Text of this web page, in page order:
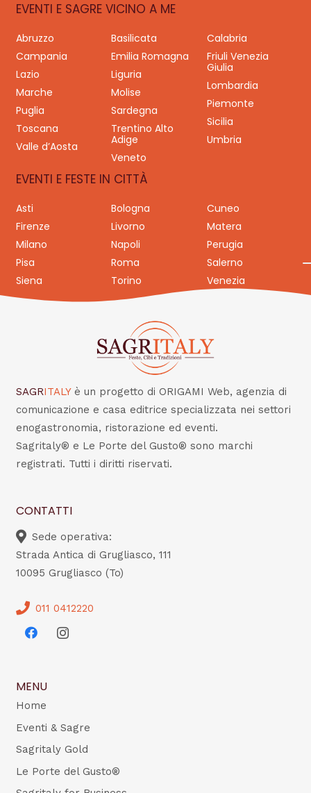
EVENTI E SAGRE VICINO A ME
Abruzzo Basilicata
Calabria
Campania
Emilia Romagna
Friuli Venezia
Giulia
Lazio
Liguria
Lombardia
Marche
Molise
Piemonte
Puglia
Sardegna
Sicilia
Toscana
Trentino Alto
Adige
Umbria
Valle d’Aosta
Veneto
EVENTI E FESTE IN CITTÀ
Asti Bologna
Cuneo
Firenze
Livorno
Matera
Milano
Napoli
Perugia
Pisa
Roma
Salerno
Siena
Torino Venezia
SAGRITALY è un progetto di ORIGAMI Web, agenzia di
comunicazione e casa editrice specializzata nei settori
enogastronomia, ristorazione ed eventi.
Sagritaly® e Le Porte del Gusto® sono marchi
registrati. Tutti i diritti riservati.
CONTATTI
Sede operativa:
Strada Antica di Grugliasco, 111
10095 Grugliasco (To)
011 0412220
MENU
Home
Eventi & Sagre
Sagritaly Gold
Le Porte del Gusto®